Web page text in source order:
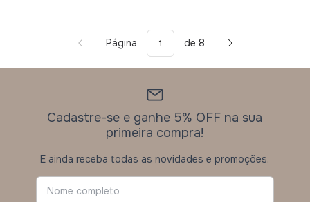
Página de 8
Cadastre-se e ganhe 5% OFF na sua
primeira compra!
E ainda receba todas as novidades e promoções.